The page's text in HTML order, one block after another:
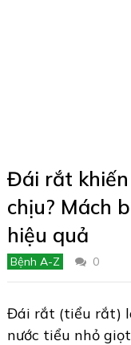
Đái rắt
chịu? Mách
hiệu quả
Bệnh A-Z 0
Đái rắt (tiểu rắt)
nước tiểu nhỏ